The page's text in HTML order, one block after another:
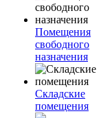
Помещения
свободного
назначения
Складские
помещения